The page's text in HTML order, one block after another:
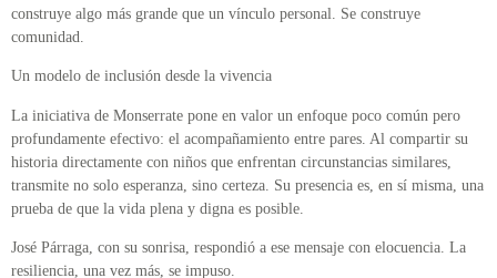
construye algo más grande que un vínculo personal. Se construye
comunidad.
Un modelo de inclusión desde la vivencia
La iniciativa de Monserrate pone en valor un enfoque poco común pero
profundamente efectivo: el acompañamiento entre pares. Al compartir su
historia directamente con niños que enfrentan circunstancias similares,
transmite no solo esperanza, sino certeza. Su presencia es, en sí misma, una
prueba de que la vida plena y digna es posible.
José Párraga, con su sonrisa, respondió a ese mensaje con elocuencia. La
resiliencia, una vez más, se impuso.